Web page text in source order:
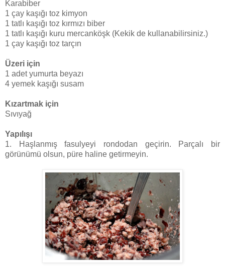
Karabiber
1 çay kaşığı toz kimyon
1 tatlı kaşığı toz kırmızı biber
1 tatlı kaşığı kuru mercanköşk (Kekik de kullanabilirsiniz.)
1 çay kaşığı toz tarçın
Üzeri için
1 adet yumurta beyazı
4 yemek kaşığı susam
Kızartmak için
Sıvıyağ
Yapılışı
1. Haşlanmış fasulyeyi rondodan geçirin. Parçalı bir
görünümü olsun, püre haline getirmeyin.